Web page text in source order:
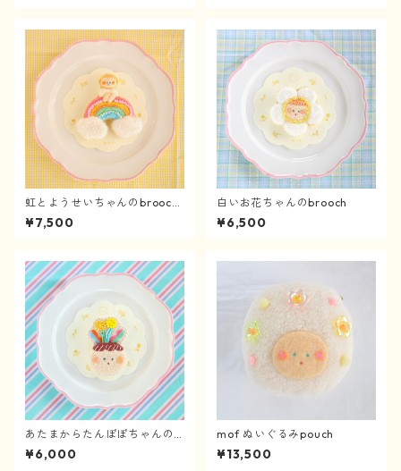
虹とようせいちゃんのbrooch
《4/2〜》
¥7,500
白いお花ちゃんのbrooch
¥6,500
あたまからたんぽぽちゃんのb
rooch
¥6,000
mof ぬいぐるみpouch
¥13,500